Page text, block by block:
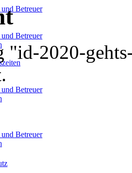
und Betreuer
und Betreuer
und Betreuer
und Betreuer
"id-2020-